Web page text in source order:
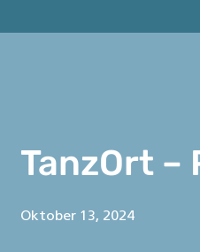
TanzOrt –
Oktober 13, 2024